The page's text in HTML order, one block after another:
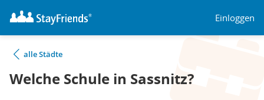
Einloggen
alle Städte
Welche Schule in Sassnitz?